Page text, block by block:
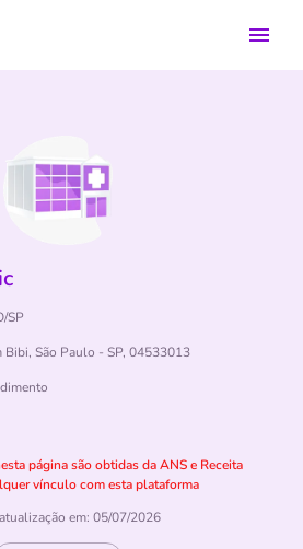
SP
Bibi, São Paulo - SP, 04533013
página são obtidas da ANS e Receita
vínculo com esta plataforma
em: 05/07/2026